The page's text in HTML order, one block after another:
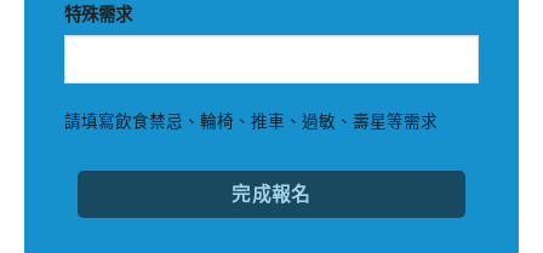
特殊需求
請填寫飲食禁忌、輪椅、推車、過敏、壽星等需求
完成報名